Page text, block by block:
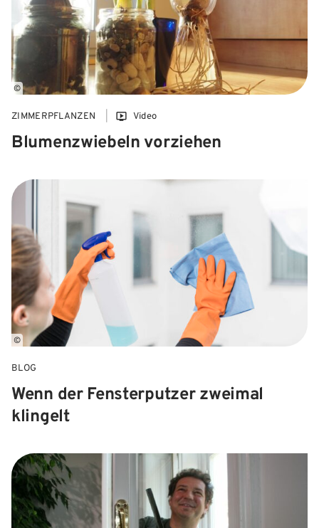
©
ZIMMERPFLANZEN Video
Blumenzwiebeln vorziehen
©
BLOG
Wenn der Fensterputzer zweimal
klingelt